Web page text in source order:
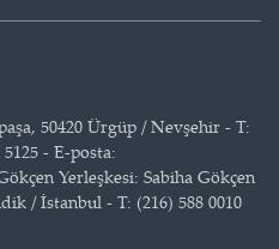
50420 Ürgüp / Nevşehir - T:
- E-posta:
Yerleşkesi: Sabiha Gökçen
/ İstanbul - T: (216) 588 0010